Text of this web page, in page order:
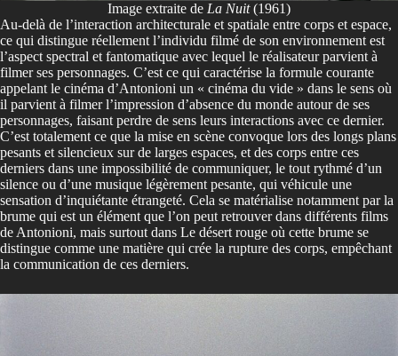
Image extraite de La Nuit(1961)
Au-delà de l’interaction architecturale et spatiale entre corps et espace,
ce qui distingue réellement l’individu filmé de son environnement est
l’aspect spectral et fantomatique avec lequel le réalisateur parvient à
filmer ses personnages. C’est ce qui caractérise la formule courante
appelant le cinéma d’Antonioni un « cinéma du vide » dans le sens où
il parvient à filmer l’impression d’absence du monde autour de ses
personnages, faisant perdre de sens leurs interactions avec ce dernier.
C’est totalement ce que la mise en scène convoque lors des longs plans
pesants et silencieux sur de larges espaces, et des corps entre ces
derniers dans une impossibilité de communiquer, le tout rythmé d’un
silence ou d’une musique légèrement pesante, qui véhicule une
sensation d’inquiétante étrangeté. Cela se matérialise notamment par la
brume qui est un élément que l’on peut retrouver dans différents films
de Antonioni, mais surtout dans Le désert rouge où cette brume se
distingue comme une matière qui crée la rupture des corps, empêchant
la communication de ces derniers.